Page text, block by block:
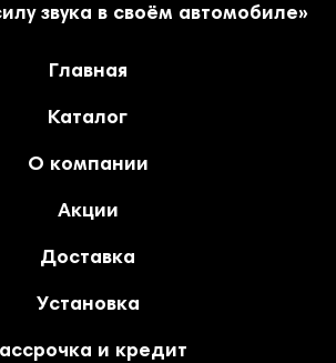
звука в своём автомобиле»
Главная
Каталог
О компании
Акции
Доставка
Установка
и кредит